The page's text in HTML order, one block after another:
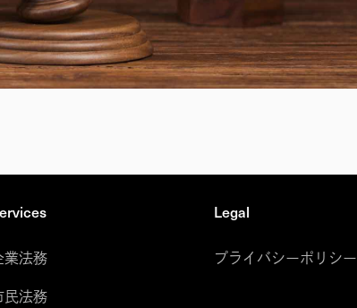
業法務
民法務
Legal
プライバシーポリシー